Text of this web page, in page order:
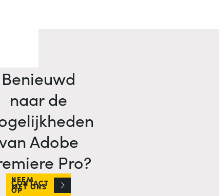
Benieuwd
naar de
Adobe
Pro?
NEEM
CONTACT
MET ONS
OP